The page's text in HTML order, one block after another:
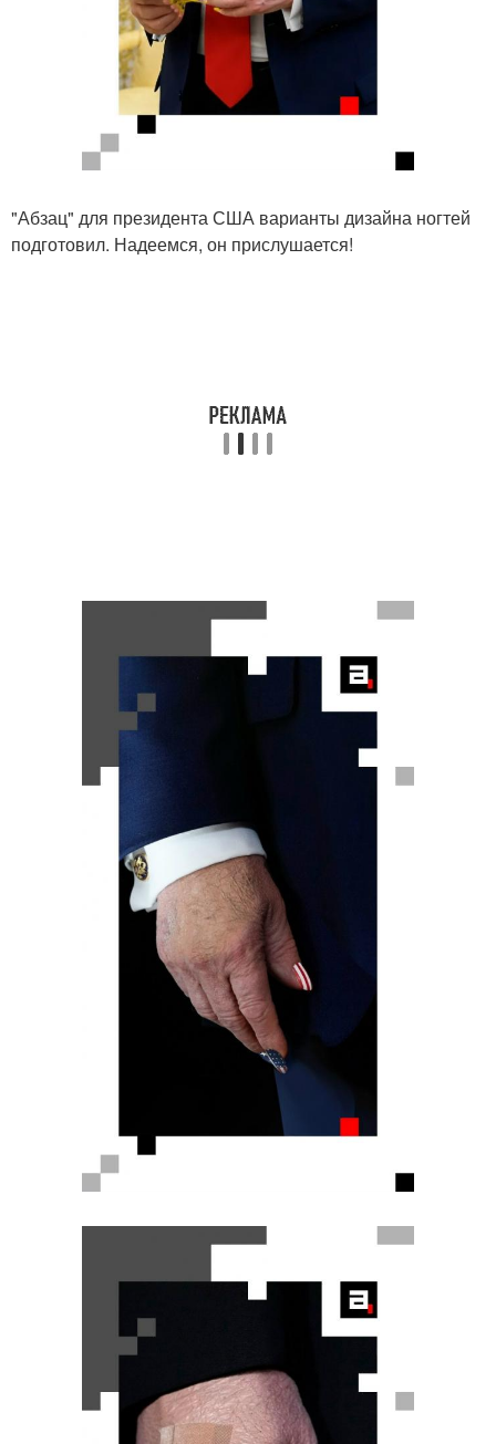
"Абзац" для президента США варианты дизайна ногтей
подготовил. Надеемся, он прислушается!